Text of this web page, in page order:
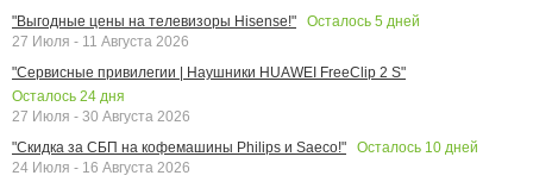
"Выгодные цены на телевизоры Hisense!"
Осталось 5 дней
27 Июля - 11 Августа 2026
"Сервисные привилегии | Наушники HUAWEI FreeClip 2 S"
Осталось 24 дня
27 Июля - 30 Августа 2026
"Скидка за СБП на кофемашины Philips и Saeco!"
Осталось 10 дней
24 Июля - 16 Августа 2026